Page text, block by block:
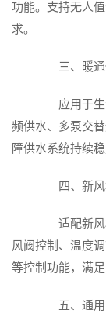
功能。支持无人
求。
三、暖通
应用于生
频供水、多泵交
障供水系统持续稳
四、新风
适配新风
风阀控制、温度
等控制功能，满
五、通用